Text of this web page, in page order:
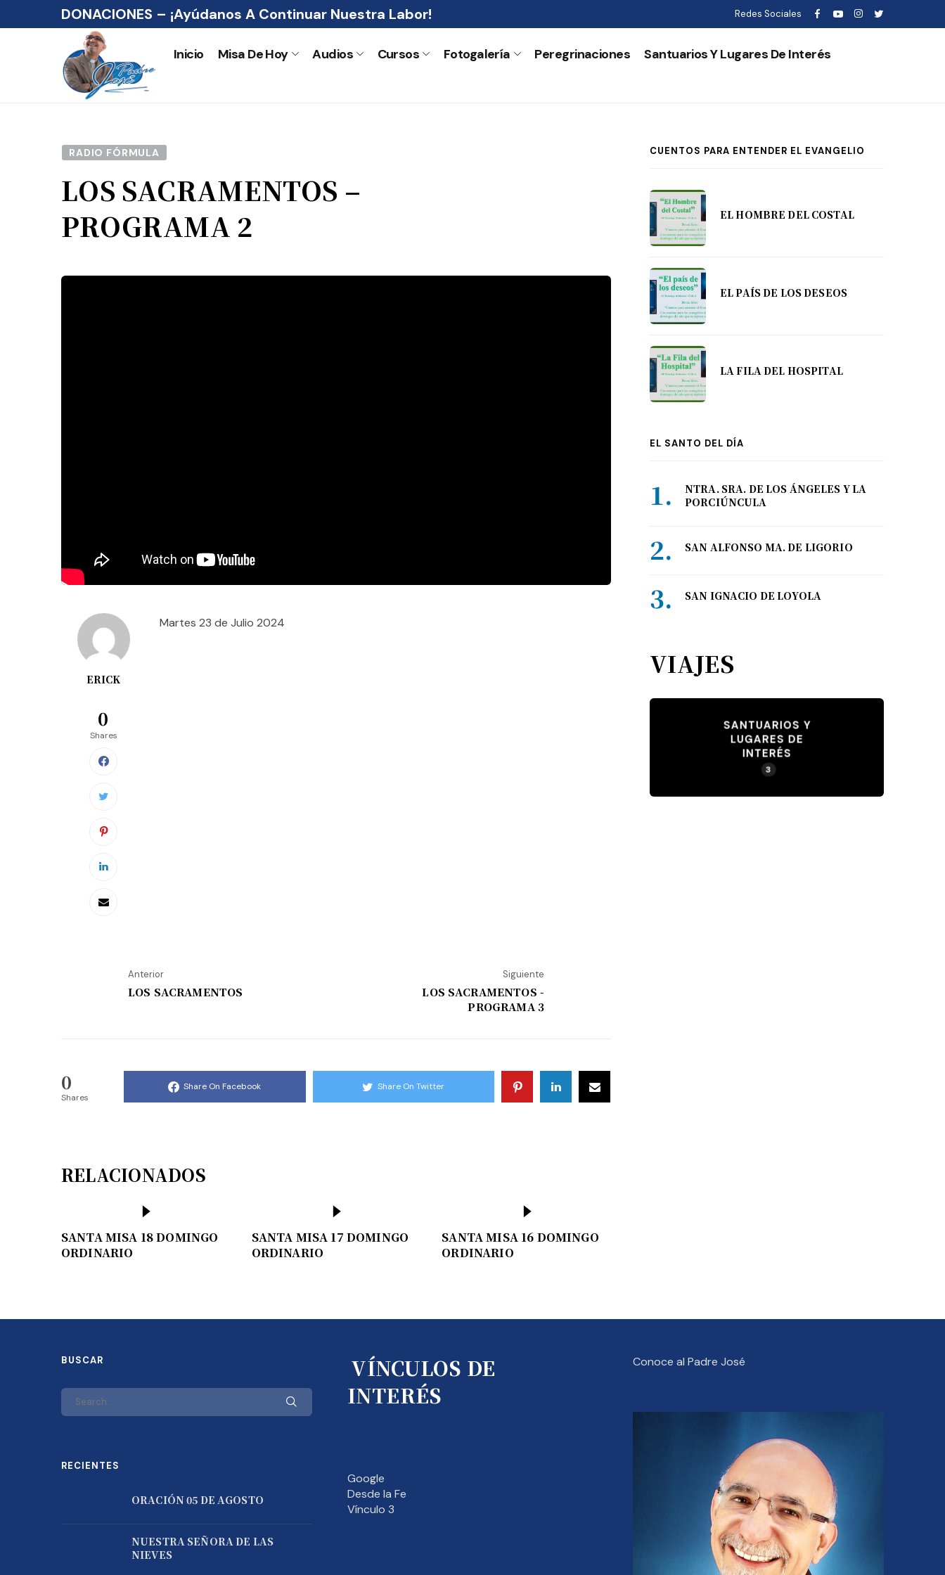
DONACIONES – ¡Ayúdanos A Continuar Nuestra Labor! Redes Sociales
Inicio Misa De Hoy Audios Cursos Fotogalería Peregrinaciones Santuarios Y Lugares De Interés
RADIO FÓRMULA
LOS SACRAMENTOS –
PROGRAMA 2
ERICK
0
Shares
Martes 23 de Julio 2024
Anterior
LOS SACRAMENTOS
Siguiente
LOS SACRAMENTOS -
PROGRAMA 3
0
Shares
Share On Facebook Share On Twitter
RELACIONADOS
SANTA MISA 18 DOMINGO
ORDINARIO
SANTA MISA 17 DOMINGO
ORDINARIO
SANTA MISA 16 DOMINGO
ORDINARIO
CUENTOS PARA ENTENDER EL EVANGELIO
EL HOMBRE DEL COSTAL
EL PAÍS DE LOS DESEOS
LA FILA DEL HOSPITAL
EL SANTO DEL DÍA
NTRA. SRA. DE LOS ÁNGELES Y LA
PORCIÚNCULA
SAN ALFONSO MA. DE LIGORIO
SAN IGNACIO DE LOYOLA
VIAJES
SANTUARIOS Y
LUGARES DE
INTERÉS
3
BUSCAR
RECIENTES
ORACIÓN 05 DE AGOSTO
NUESTRA SEÑORA DE LAS
NIEVES
VÍNCULOS DE
INTERÉS
Google
Desde la Fe
Vínculo 3
Conoce al Padre José